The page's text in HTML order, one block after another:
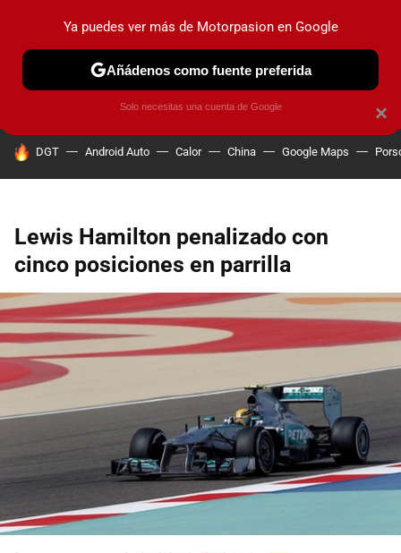
PRUEBAS COCHES ELÉCTRICOS OBSERVATORIO
HOY SE HABLA DE
DGT Android Auto Calor China Google Maps
Lewis Hamilton penalizado con
cinco posiciones en parrilla
×
Ya puedes ver más de Motorpasion en Google
Añádenos como fuente preferida
Solo necesitas una cuenta de Google